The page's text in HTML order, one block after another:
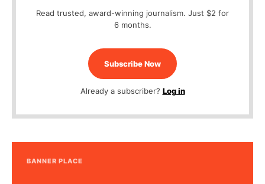
Read trusted, award-winning journalism. Just $2 for
6 months.
Subscribe Now
Already a subscriber? Log in
BANNER PLACE